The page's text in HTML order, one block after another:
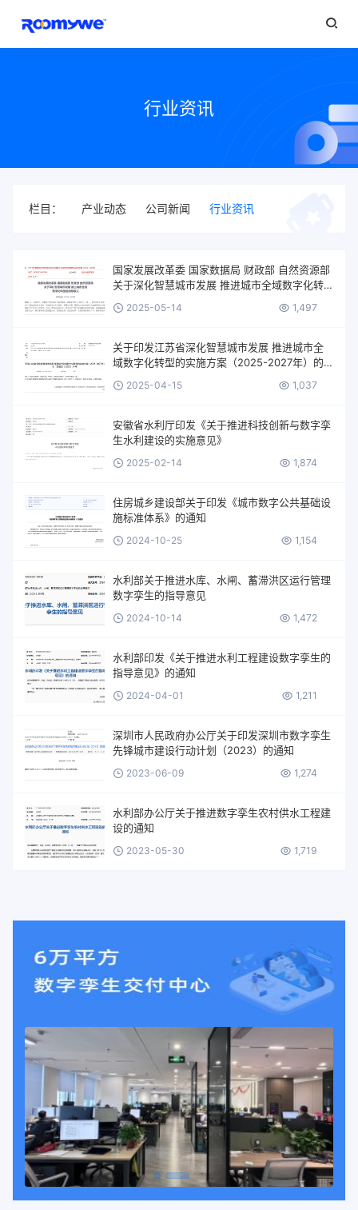
行业资讯
栏目： 产业动态 公司新闻 行业资讯
国家发展改革委 国家数据局 财政部 自然资源部
关于深化智慧城市发展 推进城市全域数字化转
2025-05-14 1,497
关于印发江苏省深化智慧城市发展 推进城市全
域数字化转型的实施方案（2025-2027年）的
2025-04-15 1,037
安徽省水利厅印发《关于推进科技创新与数字孪
生水利建设的实施意见》
2025-02-14 1,874
住房城乡建设部关于印发《城市数字公共基础设
施标准体系》的通知
2024-10-25 1,154
水利部关于推进水库、水闸、蓄滞洪区运行管理
数字孪生的指导意见
2024-10-14 1,472
水利部印发《关于推进水利工程建设数字孪生的
指导意见》的通知
2024-04-01 1,211
深圳市人民政府办公厅关于印发深圳市数字孪生
先锋城市建设行动计划（2023）的通知
2023-06-09 1,274
水利部办公厅关于推进数字孪生农村供水工程建
设的通知
2023-05-30 1,719